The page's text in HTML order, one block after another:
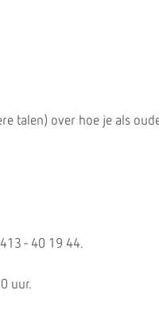
talen) over hoe je als
- 40 19 44.
uur.